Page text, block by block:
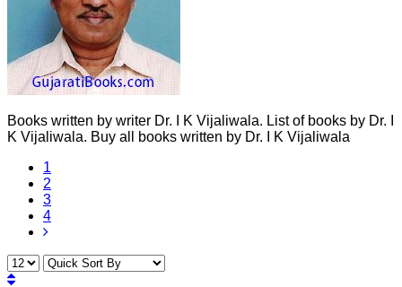
Books written by writer Dr. I K Vijaliwala. List of books by Dr. I
K Vijaliwala. Buy all books written by Dr. I K Vijaliwala
1
2
3
4